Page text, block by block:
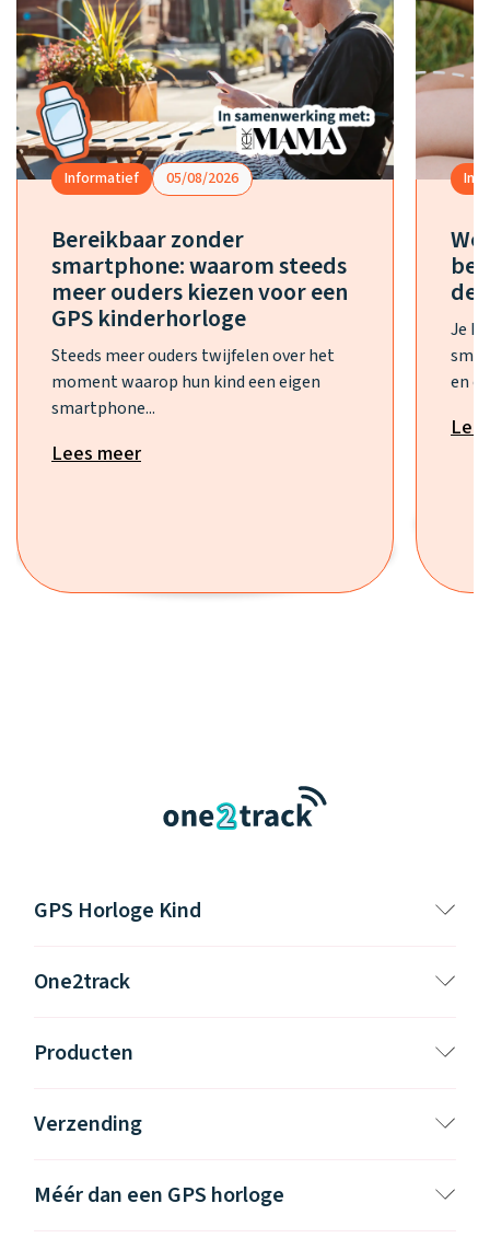
Informatief 05/08/2026
Bereikbaar zonder
smartphone: waarom steeds
meer ouders kiezen voor een
GPS kinderhorloge
Steeds meer ouders twijfelen over het
moment waarop hun kind een eigen
smartphone...
Lees meer
de
Je
en
GPS Horloge Kind
One2track
Producten
Verzending
Méér dan een GPS horloge